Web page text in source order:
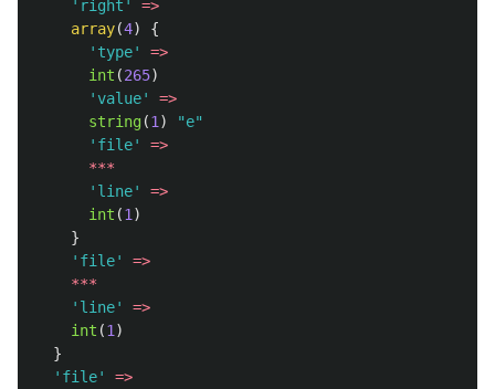
'right'
=>
array(4)
{
'type'
=>
int (265)
'value'
=>
string(1 )
"e"
'file'
=>
***
'line'
=>
int (1 )
}
'file'
=>
***
'line'
=>
int (1 )
}
'file'
=>